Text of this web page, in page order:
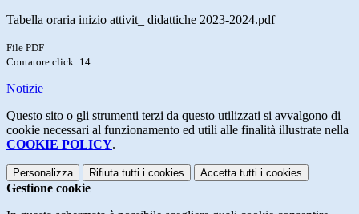
Tabella oraria inizio attivit_ didattiche 2023-2024.pdf
File PDF
Contatore click: 14
Notizie
Questo sito o gli strumenti terzi da questo utilizzati si avvalgono di
cookie necessari al funzionamento ed utili alle finalità illustrate nella
COOKIE POLICY.
Personalizza Rifiuta tutti i cookies Accetta tutti i cookies
Gestione cookie